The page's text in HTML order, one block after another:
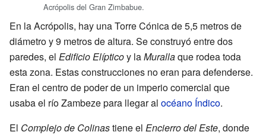
Acrópolis del Gran Zimbabue.
En la Acrópolis, hay una Torre Cónica de 5,5 metros de
diámetro y 9 metros de altura. Se construyó entre dos
paredes, el Edificio Elípticoy laMurallaque rodea toda
esta zona. Estas construcciones no eran para defenderse.
Eran el centro de poder de un imperio comercial que
usaba el río Zambeze para llegar al océano Índico.
El Complejo de Colinastiene el Encierro del Este, donde